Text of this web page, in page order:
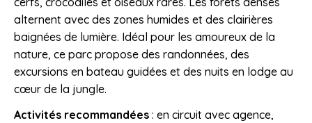
alternent avec des zones humides et des clairières
baignées de lumière. Idéal pour les amoureux de la
nature, ce parc propose des randonnées, des
excursions en bateau guidées et des nuits en lodge au
cœur de la jungle.
Activités recommandées : en circuit avec agence,